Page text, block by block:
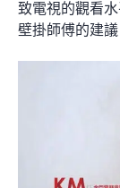
o
i
n
致電視的觀看
壁掛師傅的建